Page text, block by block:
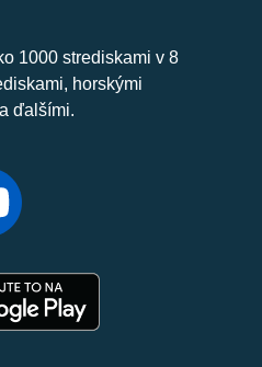
1000 strediskami v 8
horskými
ďalšími.